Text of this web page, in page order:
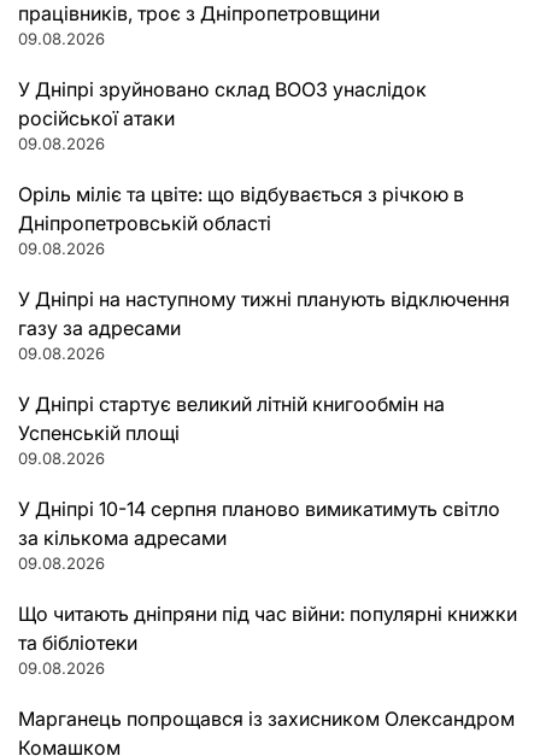
працівників, троє з Дніпропетровщини
09.08.2026
У Дніпрі зруйновано склад ВООЗ унаслідок
російської атаки
09.08.2026
Оріль міліє та цвіте: що відбувається з річкою в
Дніпропетровській області
09.08.2026
У Дніпрі на наступному тижні планують відключення
газу за адресами
09.08.2026
У Дніпрі стартує великий літній книгообмін на
Успенській площі
09.08.2026
У Дніпрі 10-14 серпня планово вимикатимуть світло
за кількома адресами
09.08.2026
Що читають дніпряни під час війни: популярні книжки
та бібліотеки
09.08.2026
Марганець попрощався із захисником Олександром
Комашком